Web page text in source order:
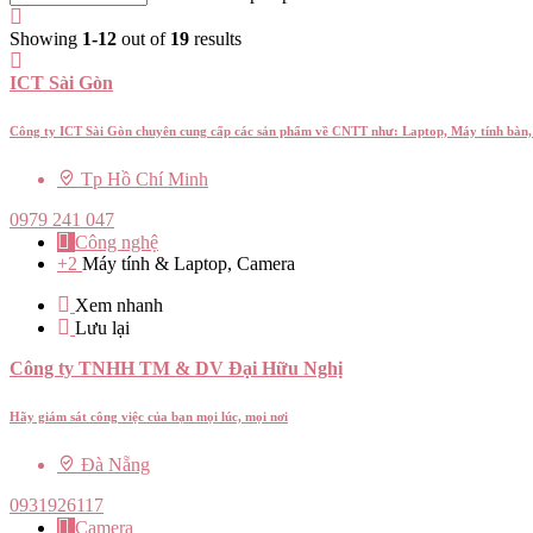
Showing 1-12 out of 19 results
ICT Sài Gòn
Công ty ICT Sài Gòn chuyên cung cấp các sản phẩm về CNTT như: Laptop, Máy tính
Tp Hồ Chí Minh
0979 241 047
Công nghệ
+2 Máy tính & Laptop, Camera
Xem nhanh
Lưu lại
Công ty TNHH TM & DV Đại Hữu Nghị
Hãy giám sát công việc của bạn mọi lúc, mọi nơi
Đà Nẵng
0931926117
Camera